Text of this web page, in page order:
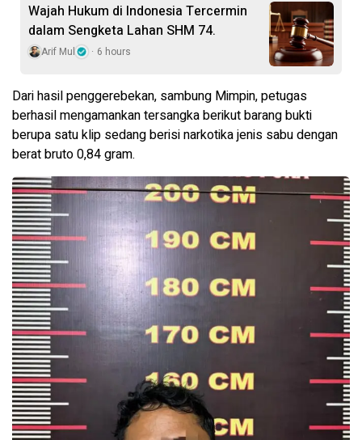
Wajah Hukum di Indonesia Tercermin
dalam Sengketa Lahan SHM 74.
Arif Mul 6 hours
Dari hasil penggerebekan, sambung Mimpin, petugas
berhasil mengamankan tersangka berikut barang bukti
berupa satu klip sedang berisi narkotika jenis sabu dengan
berat bruto 0,84 gram.